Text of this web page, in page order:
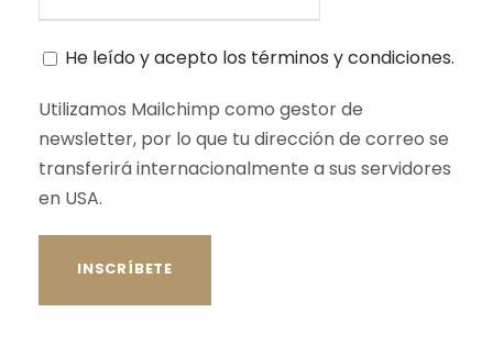
He leído y acepto los términos y condiciones.
Utilizamos Mailchimp como gestor de
newsletter, por lo que tu dirección de correo se
transferirá internacionalmente a sus servidores
en USA.